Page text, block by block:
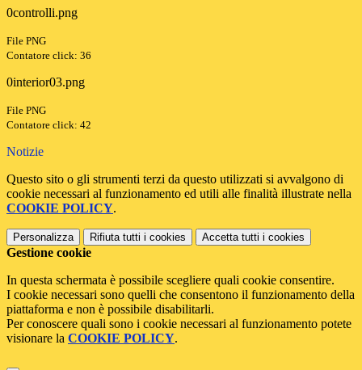
0controlli.png
File PNG
Contatore click: 36
0interior03.png
File PNG
Contatore click: 42
Notizie
Questo sito o gli strumenti terzi da questo utilizzati si avvalgono di
cookie necessari al funzionamento ed utili alle finalità illustrate nella
COOKIE POLICY.
Personalizza Rifiuta tutti i cookies Accetta tutti i cookies
Gestione cookie
In questa schermata è possibile scegliere quali cookie consentire.
I cookie necessari sono quelli che consentono il funzionamento della
piattaforma e non è possibile disabilitarli.
Per conoscere quali sono i cookie necessari al funzionamento potete
visionare la COOKIE POLICY.